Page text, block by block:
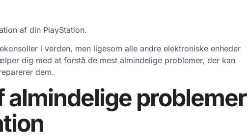
af din PlayStation.
i verden, men ligesom alle andre elektroniske enheder
dig med at forstå de mest almindelige problemer, der kan
dem.
almindelige problemer